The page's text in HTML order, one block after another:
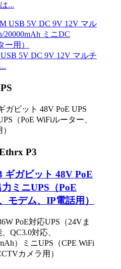
...
5V DC 9V 12V マルチ
P3
ギガビット 48V PoE
ミニUPS（PoE
モデム、IP電話用）